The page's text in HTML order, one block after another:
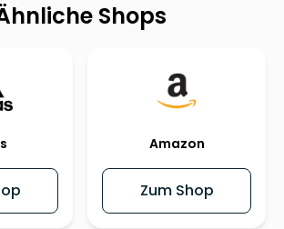
Shops
Amazon
Zum Shop